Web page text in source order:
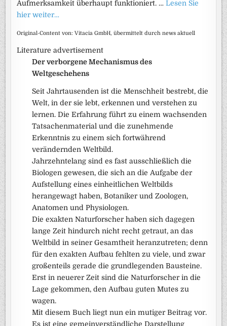
Aufmerksamkeit überhaupt funktioniert. …Lesen Sie
hier weiter…
Original-Content von: Vitacia GmbH, übermittelt durch news aktuell
Literature advertisement
Der verborgene Mechanismus des
Weltgeschehens
Seit Jahrtausenden ist die Menschheit bestrebt, die
Welt, in der sie lebt, erkennen und verstehen zu
lernen. Die Erfahrung führt zu einem wachsenden
Tatsachenmaterial und die zunehmende
Erkenntnis zu einem sich fortwährend
verändernden Weltbild.
Jahrzehntelang sind es fast ausschließlich die
Biologen gewesen, die sich an die Aufgabe der
Aufstellung eines einheitlichen Weltbilds
herangewagt haben, Botaniker und Zoologen,
Anatomen und Physiologen.
Die exakten Naturforscher haben sich dagegen
lange Zeit hindurch nicht recht getraut, an das
Weltbild in seiner Gesamtheit heranzutreten; denn
für den exakten Aufbau fehlten zu viele, und zwar
großenteils gerade die grundlegenden Bausteine.
Erst in neuerer Zeit sind die Naturforscher in die
Lage gekommen, den Aufbau guten Mutes zu
wagen.
Mit diesem Buch liegt nun ein mutiger Beitrag vor.
Es ist eine gemeinverständliche Darstellung